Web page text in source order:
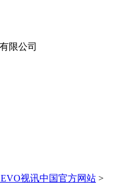
EVO视讯中国官方网站 >